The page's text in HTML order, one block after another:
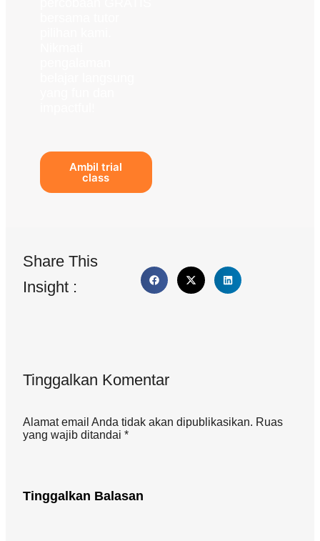
Ambil trial
class
Share This
Insight :
Tinggalkan Komentar
Alamat email Anda tidak akan dipublikasikan. Ruas
yang wajib ditandai *
Tinggalkan Balasan